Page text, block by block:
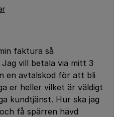
faktura så
vill betala via mitt 3
en avtalskod för att bli
er heller vilket är väldigt
kundtjänst. Hur ska jag
få spärren hävd